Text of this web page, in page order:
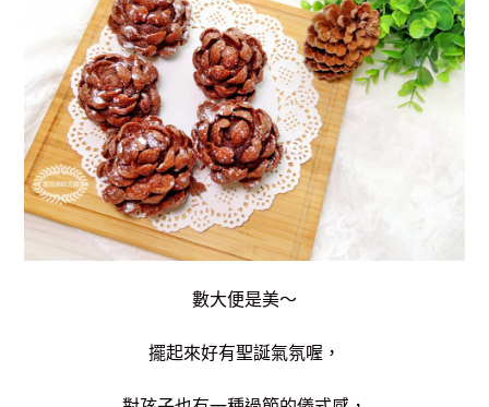
數大便是美～
擺起來好有聖誕氣氛喔，